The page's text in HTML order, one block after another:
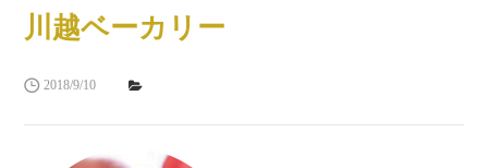
川越ベーカリー
2018/9/10